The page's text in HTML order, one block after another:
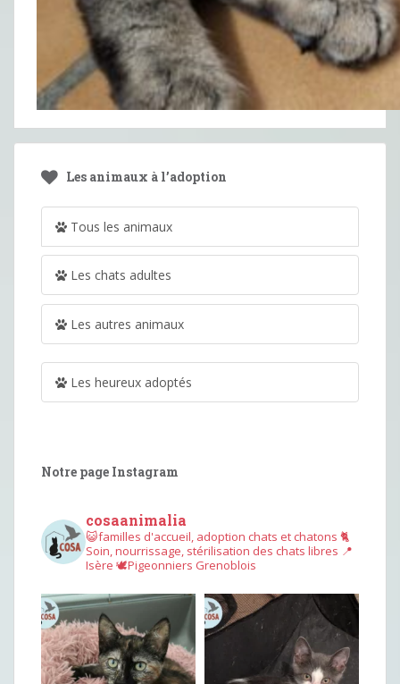
Les animaux à l’adoption
Tous les animaux
Les chats adultes
Les autres animaux
Les heureux adoptés
Notre page Instagram
cosaanimalia
😺familles d'accueil, adoption chats et chatons 🐈
Soin, nourrissage, stérilisation des chats libres 📍
Isère 🕊︎Pigeonniers Grenoblois